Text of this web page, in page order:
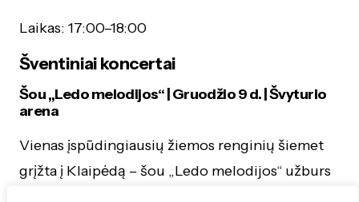
Laikas: 17:00–18:00
Šventiniai koncertai
Šou „Ledo melodijos“ | Gruodžio 9 d. | Švyturio
arena
Vienas įspūdingiausių žiemos renginių šiemet
grįžta į Klaipėdą – šou „Ledo melodijos“ užburs